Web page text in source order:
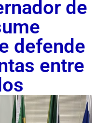
de
defende
entre